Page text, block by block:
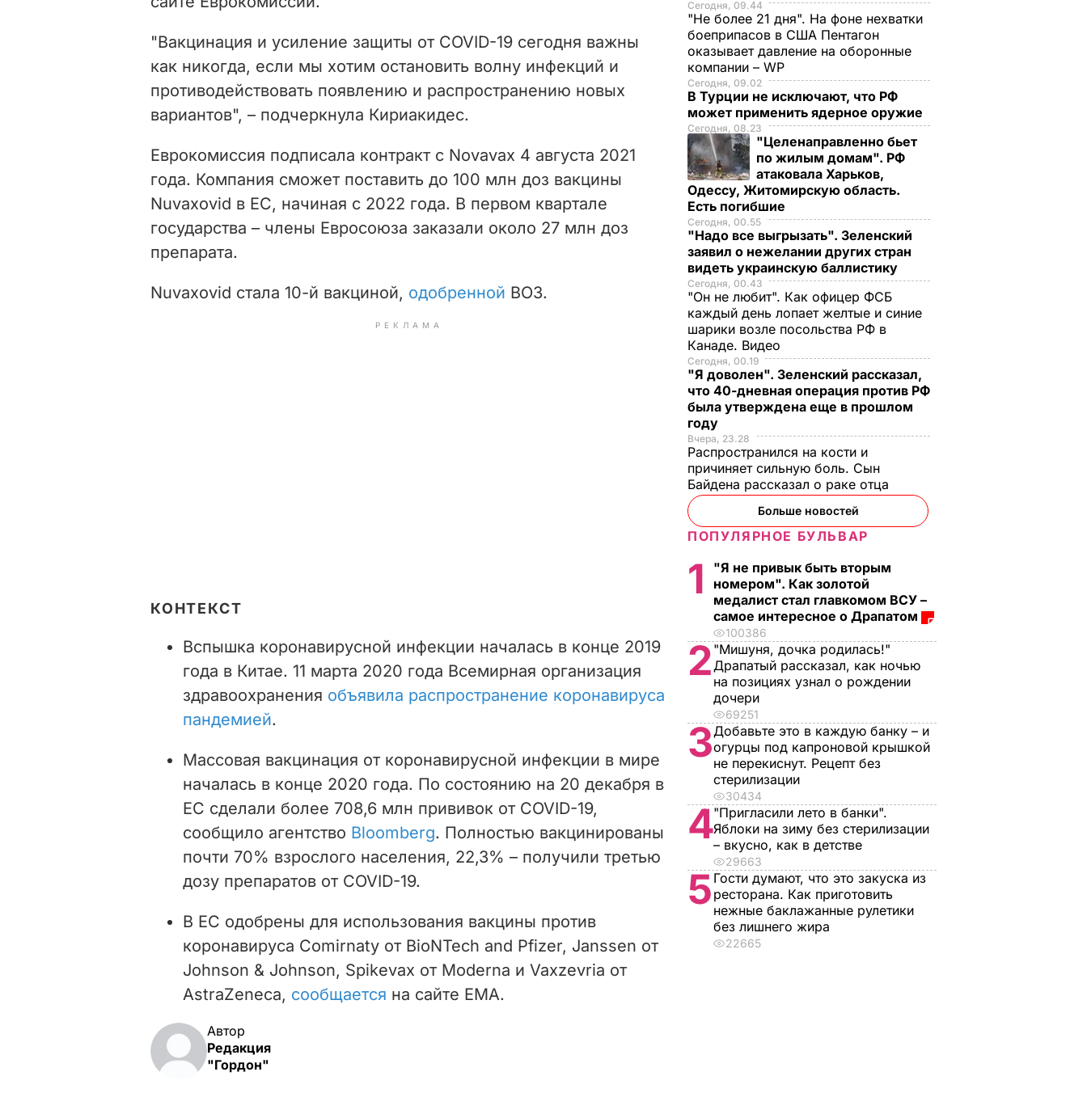
"Вакцинация и усиление защиты от COVID-19 сегодня важны
как никогда, если мы хотим остановить волну инфекций и
противодействовать появлению и распространению новых
вариантов", – подчеркнула Кириакидес.
Еврокомиссия подписала контракт с Novavax 4 августа 2021
года. Компания сможет поставить до 100 млн доз вакцины
Nuvaxovid в ЕС, начиная с 2022 года. В первом квартале
государства – члены Евросоюза заказали около 27 млн доз
препарата.
Nuvaxovid стала 10-й вакциной, одобренной ВОЗ.
РЕКЛАМА
КОНТЕКСТ
Вспышка коронавирусной инфекции началась в конце 2019
года в Китае. 11 марта 2020 года Всемирная организация
здравоохранения объявила распространение коронавируса
пандемией.
Массовая вакцинация от коронавирусной инфекции в мире
началась в конце 2020 года. По состоянию на 20 декабря в
ЕС сделали более 708,6 млн прививок от COVID-19,
сообщило агентство Bloomberg. Полностью вакцинированы
почти 70% взрослого населения, 22,3% – получили третью
дозу препаратов от COVID-19.
В ЕС одобрены для использования вакцины против
коронавируса Comirnaty от BioNTech and Pfizer, Janssen от
Johnson & Johnson, Spikevax от Moderna и Vaxzevria от
AstraZeneca, сообщается на сайте EMA.
Автор
Редакция
"Гордон"
Сегодня, 09.44
"Не более 21 дня". На фоне нехватки
боеприпасов в США Пентагон
оказывает давление на оборонные
компании – WP
Сегодня, 09.02
В Турции не исключают, что РФ
может применить ядерное оружие
Сегодня, 08.23
"Целенаправленно бьет
по жилым домам". РФ
атаковала Харьков,
Одессу, Житомирскую область.
Есть погибшие
Сегодня, 00.55
"Надо все выгрызать". Зеленский
заявил о нежелании других стран
видеть украинскую баллистику
Сегодня, 00.43
"Он не любит". Как офицер ФСБ
каждый день лопает желтые и синие
шарики возле посольства РФ в
Канаде. Видео
Сегодня, 00.19
"Я доволен". Зеленский рассказал,
что 40-дневная операция против РФ
была утверждена еще в прошлом
году
Вчера, 23.28
Распространился на кости и
причиняет сильную боль. Сын
Байдена рассказал о раке отца
Больше новостей
ПОПУЛЯРНОЕ БУЛЬВАР
1
"Я не привык быть вторым
номером". Как золотой
медалист стал главкомом ВСУ –
самое интересное о Драпатом
100386
2 "Мишуня, дочка родилась!"
Драпатый рассказал, как ночью
на позициях узнал о рождении
дочери
69251
3Добавьте это в каждую банку – и
огурцы под капроновой крышкой
не перекиснут. Рецепт без
стерилизации
30434
4"Пригласили лето в банки".
Яблоки на зиму без стерилизации
– вкусно, как в детстве
29663
5 Гости думают, что это закуска из
ресторана. Как приготовить
нежные баклажанные рулетики
без лишнего жира
22665